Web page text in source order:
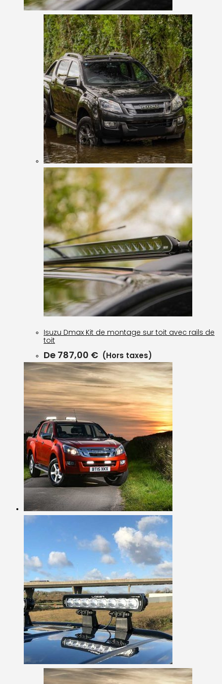
Isuzu Dmax Kit de montage sur toit avec rails de
toit
De 787,00 € (Hors taxes)